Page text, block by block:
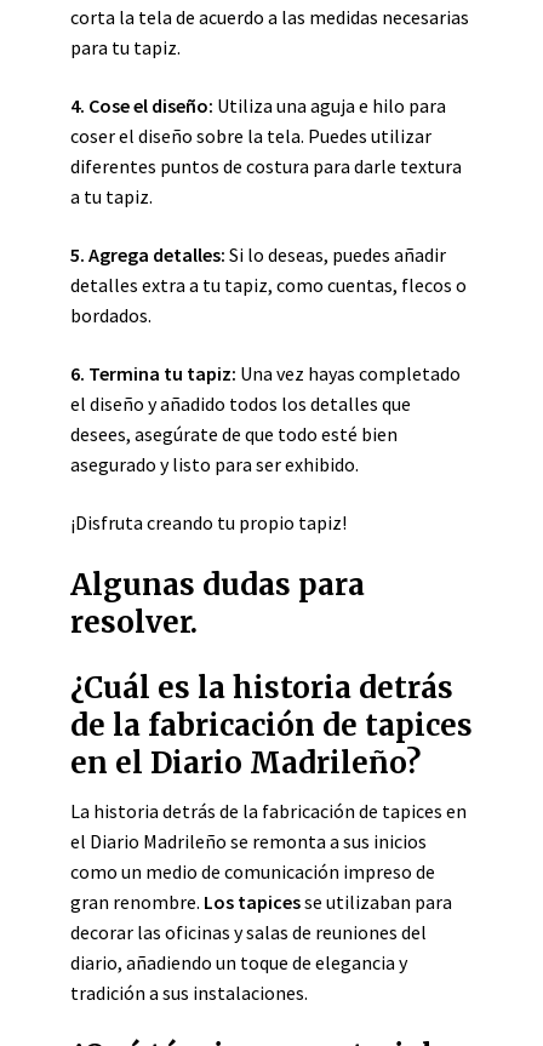
corta la tela de acuerdo a las medidas necesarias
para tu tapiz.
4. Cose el diseño: Utiliza una aguja e hilo para
coser el diseño sobre la tela. Puedes utilizar
diferentes puntos de costura para darle textura
a tu tapiz.
5. Agrega detalles: Si lo deseas, puedes añadir
detalles extra a tu tapiz, como cuentas, flecos o
bordados.
6. Termina tu tapiz: Una vez hayas completado
el diseño y añadido todos los detalles que
desees, asegúrate de que todo esté bien
asegurado y listo para ser exhibido.
¡Disfruta creando tu propio tapiz!
Algunas dudas para
resolver.
¿Cuál es la historia detrás
de la fabricación de tapices
en el Diario Madrileño?
La historia detrás de la fabricación de tapices en
el Diario Madrileño se remonta a sus inicios
como un medio de comunicación impreso de
gran renombre. Los tapicesse utilizaban para
decorar las oficinas y salas de reuniones del
diario, añadiendo un toque de elegancia y
tradición a sus instalaciones.